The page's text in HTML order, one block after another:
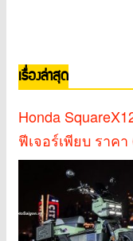
เรื่องล่าสุด
Honda
ฟีเจอร์เพียบ ราค